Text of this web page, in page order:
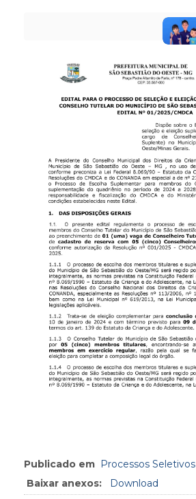
Publicado em Processos Seletivos
Baixar anexos:
Download